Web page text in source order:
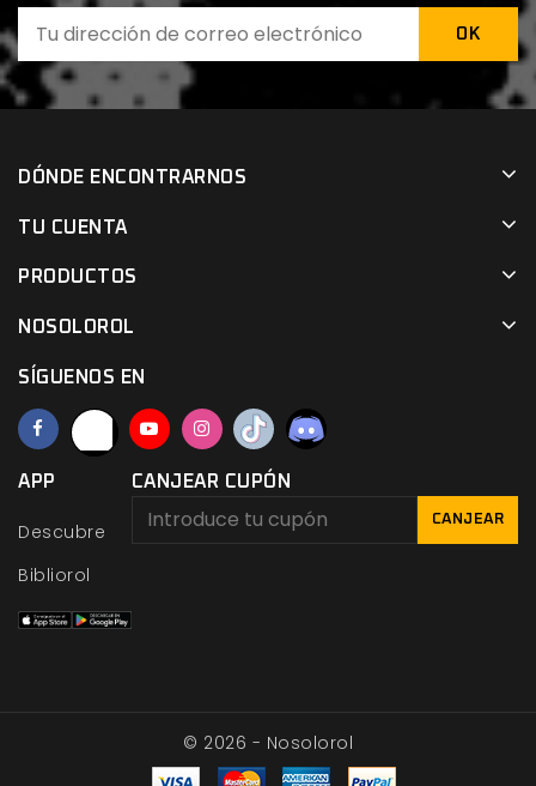
DÓNDE ENCONTRARNOS
TU CUENTA
PRODUCTOS
NOSOLOROL
SÍGUENOS EN
APP
Descubre
Bibliorol
CANJEAR CUPÓN
CANJEAR
© 2026 - Nosolorol